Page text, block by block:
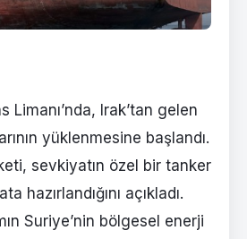
Limanı’nda, Irak’tan gelen
yüklenmesine başlandı.
sevkiyatın özel bir tanker
hazırlandığını açıkladı.
Suriye’nin bölgesel enerji